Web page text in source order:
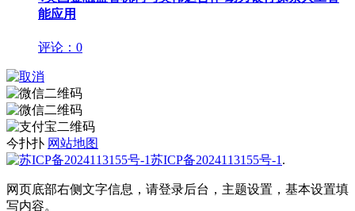
能应用
评论：0
今扑扑 网站地图
苏ICP备2024113155号-1 .
网页底部右侧文字信息，请登录后台，主题设置，基本设置填
写内容。